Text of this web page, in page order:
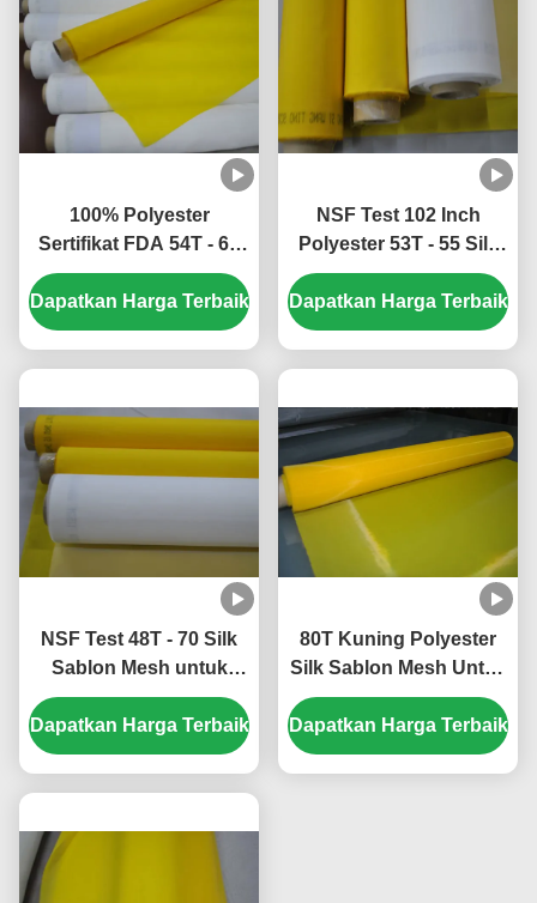
100% Polyester
Sertifikat FDA 54T - 64
Sablon Jala Sutra untuk
Pencetakan Elektronik
Dapatkan Harga Terbaik
NSF Test 102 Inch
Polyester 53T - 55 Silk
Sablon Mesh untuk
Pencetakan Keramik
Dapatkan Harga Terbaik
NSF Test 48T - 70 Silk
Sablon Mesh untuk
Pencetakan T-shirt
Dapatkan Harga Terbaik
80T Kuning Polyester
Silk Sablon Mesh Untuk
Pencetakan Tekstil, 30-
70m / Roll
Dapatkan Harga Terbaik